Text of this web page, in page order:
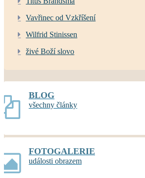
Vavřinec od Vzkříšení
Wilfrid Stinissen
živé Boží slovo
BLOG
všechny články
FOTOGALERIE
události obrazem